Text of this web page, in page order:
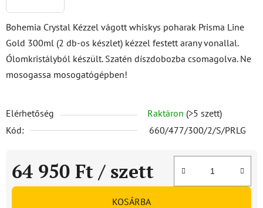
Bohemia Crystal Kézzel vágott whiskys poharak Prisma Line
Gold 300ml (2 db-os készlet) kézzel festett arany vonallal.
Ólomkristályból készült. Szatén díszdobozba csomagolva. Ne
mosogassa mosogatógépben!
Elérhetőség Raktáron (>5 szett)
Kód:
660/477/300/2/S/PRLG
64 950 Ft / szett
Egységár:
KOSÁRBA